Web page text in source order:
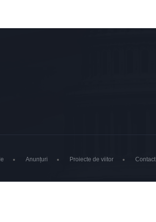
Anunțuri Proiecte de viitor Contact